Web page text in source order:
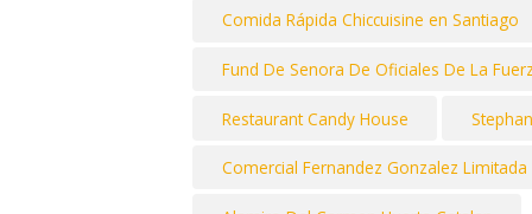
Comida Rápida Chiccuisine en Santiago
Fund De Senora De Oficiales De La
Restaurant Candy House
Comercial Fernandez Gonzalez Limitada